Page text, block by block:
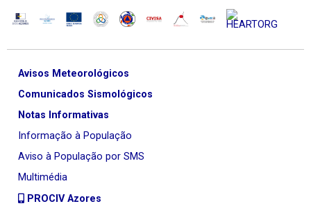
Avisos Meteorológicos
Comunicados Sismológicos
Notas Informativas
Informação à População
Aviso à População por SMS
Multimédia
PROCIV Azores